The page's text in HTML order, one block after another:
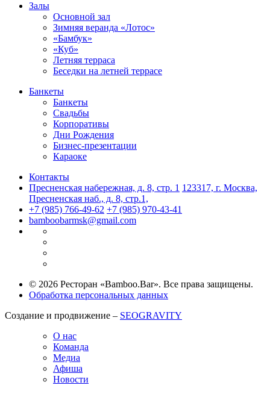
Залы
Основной зал
Зимняя веранда «Лотос»
«Бамбук»
«Куб»
Летняя терраса
Беседки на летней террасе
Банкеты
Банкеты
Свадьбы
Корпоративы
Дни Рождения
Бизнес-презентации
Караоке
Контакты
Пресненская набережная, д. 8, стр. 1 123317, г. Москва,
Пресненская наб., д. 8, стр.1,
+7 (985) 766-49-62 +7 (985) 970-43-41
bamboobarmsk@gmail.com
© 2026 Ресторан «Bamboo.Bar». Все права защищены.
Обработка персональных данных
Создание и продвижение – SEOGRAVITY
О нас
Команда
Медиа
Афиша
Новости